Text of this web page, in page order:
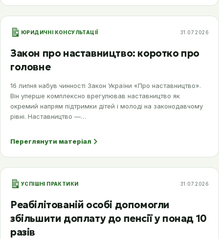
ЮРИДИЧНІ КОНСУЛЬТАЦІЇ 31.07.2026
Закон про наставництво: коротко про
головне
16 липня набув чинності Закон України «Про наставництво».
Він уперше комплексно врегулював наставництво як
окремий напрям підтримки дітей і молоді на законодавчому
рівні. Наставництво —…
Переглянути матеріал
УСПІШНІ ПРАКТИКИ 31.07.2026
Реабілітованій особі допомогли
збільшити доплату до пенсії у понад 10
разів